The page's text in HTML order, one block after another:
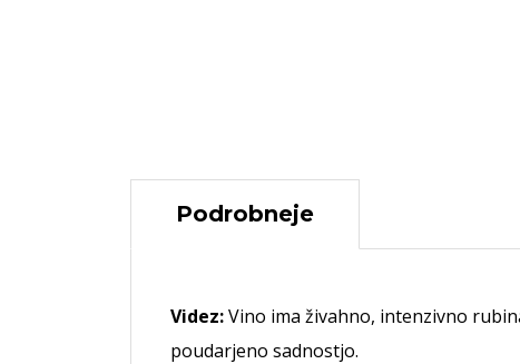
Podrobneje
Videz:Vino ima živahno, intenzivno
poudarjeno sadnostjo.